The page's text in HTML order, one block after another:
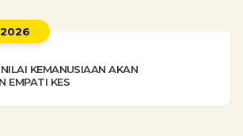
KEMANUSIAAN AKAN
EMPATI KES